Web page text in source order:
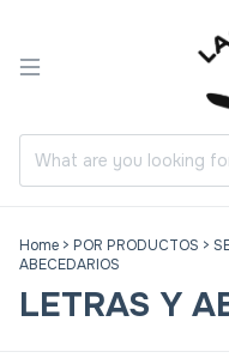
Home > POR PRODUCTOS >
ABECEDARIOS
LETRAS Y